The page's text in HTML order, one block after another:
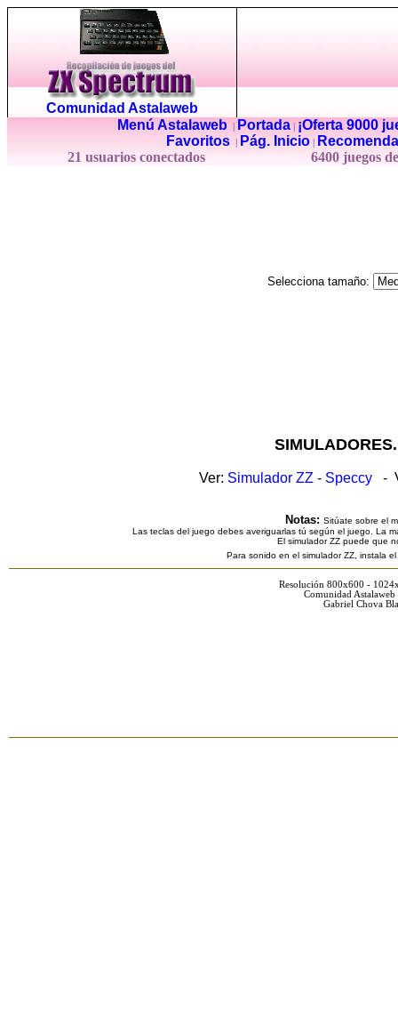
Comunidad Astalaweb
Menú Astalaweb| Portada|
¡Oferta 9000
Favoritos
Pág. Inicio
21 usuarios conectados
6400 juegos
Selecciona tamaño:
Ver: Simulador ZZ - Speccy -
Notas: Sitúate sobre el
Las teclas del juego debes averiguarlas tú según el juego. La
El simulador ZZ puede que
Para sonido en el simulador ZZ, instala
Resolución 800x600 -
Comunidad
Gabriel Chova